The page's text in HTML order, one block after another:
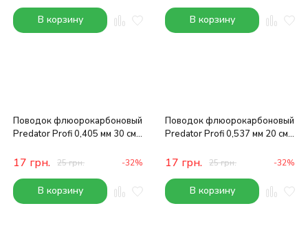
В корзину В корзину
Поводок флюорокарбоновый
Predator Profi 0,405 мм 30 см
17 грн. 25грн. -32%
В корзину
Поводок флюорокарбоновый
Predator Profi 0,537 мм 20 см
17 грн. 25грн. -32%
В корзину